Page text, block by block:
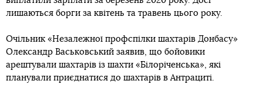
лишаються борги за квітень та травень цього року.
Очільник «Незалежної профспілки шахтарів Донбасу»
Олександр Васьковський заявив, що бойовики
арештували шахтарів із шахти «Білоріченська», які
планували приєднатися до шахтарів в Антрациті.